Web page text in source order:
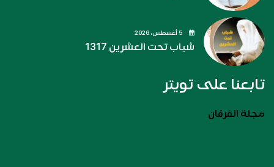
شباب تحت العشرين 1317
تابعنا على تويتر
مجلة الفرقان